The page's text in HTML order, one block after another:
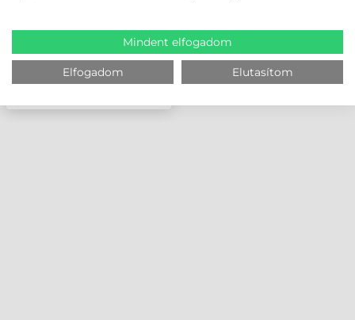
Mindent elfogadom
Elfogadom Elutasítom